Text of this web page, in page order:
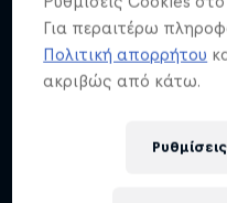
Για περαιτέρω
Πολιτική απορρήτου
ακριβώς από κάτω.